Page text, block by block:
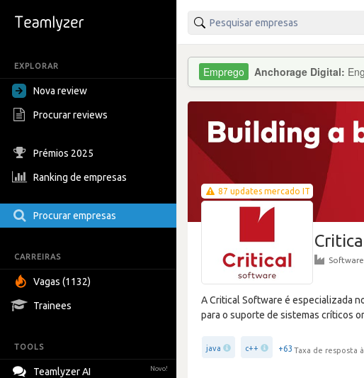
EXPLORAR
Nova review
Procurar reviews
Prémios 2025
Ranking de empresas
Procurar empresas
CARREIRAS
Vagas (1132)
Trainees
TOOLS
Teamlyzer AI Novo!
Anchorage Digital:
87 updates mercado IT
A Critical Software é especializada
para o suporte de sistemas críticos
java c++ +63 Taxa de resposta